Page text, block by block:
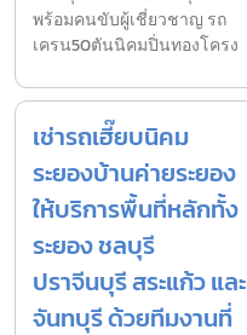
พร้อมคนขับผู้เชี่ยวชาญ รถ
เครน50ตันนิคมปิ่นทองโครง
เช่ารถเฮี๊ยบนิคม
ระยองบ้านค่ายระยอง
ให้บริการพื้นที่หลักทั้ง
ระยอง ชลบุรี
ปราจีนบุรี สระแก้ว และ
จันทบุรี ด้วยทีมงานที่